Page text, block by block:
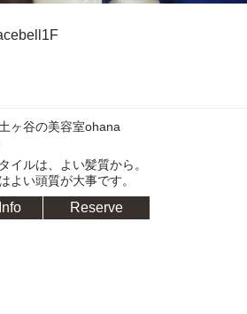
ヶ谷の美容室ohana
イルは、よい髪質から。
よい頭質が大事です。
Reserve